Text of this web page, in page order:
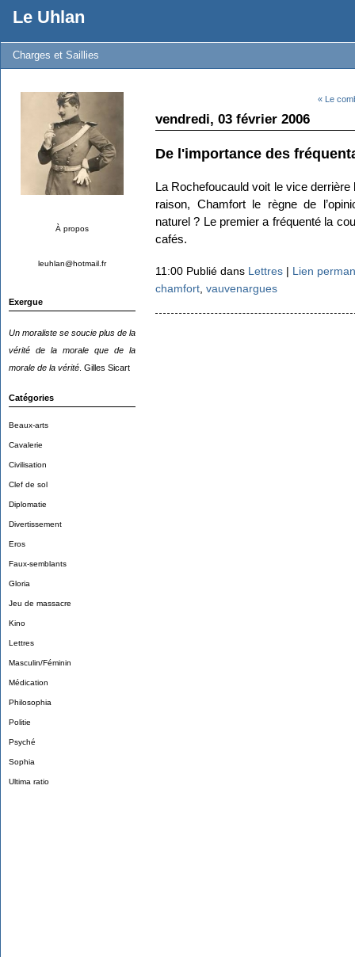
Le Uhlan
Charges et Saillies
À propos
leuhlan@hotmail.fr
Exergue
Un moraliste se soucie plus de la
vérité de la morale que de la
morale de la vérité . Gilles Sicart
Catégories
Beaux-arts
Cavalerie
Civilisation
Clef de sol
Diplomatie
Divertissement
Eros
Faux-semblants
Gloria
Jeu de massacre
Kino
Lettres
Masculin/Féminin
Médication
Philosophia
Politie
Psyché
Sophia
Ultima ratio
« Le
vendredi, 03 février 2006
De l'importance des
La Rochefoucauld voit le vice
raison, Chamfort le règne de
naturel ? Le premier a fréquenté la
cafés.
11:00 Publié dans Lettres | Lien
chamfort vauvenargues